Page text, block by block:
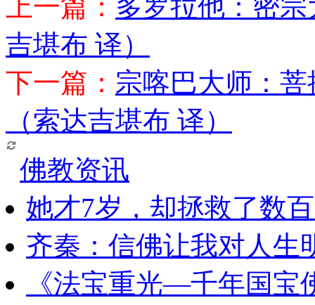
上一篇： 多罗拉他：密
吉堪布 译）
下一篇： 宗喀巴大师：
（索达吉堪布 译）
佛教资讯
她才7岁，却拯救了数
齐秦：信佛让我对人生
《法宝重光—千年国宝